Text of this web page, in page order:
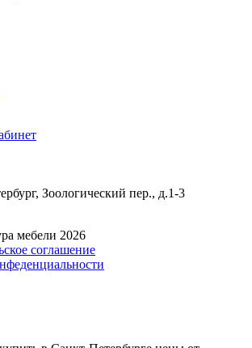
Зоологический пер., д.1-3
мебели 2026
соглашение